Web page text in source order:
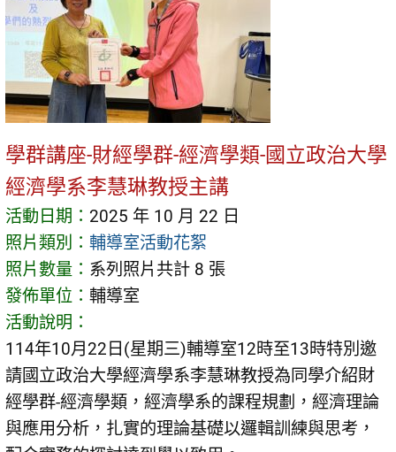
學群講座-財經學群-經濟學類-國立政治大學
經濟學系李慧琳教授主講
活動日期： 2025 年 10 月 22 日
照片類別： 輔導室活動花絮
照片數量： 系列照片共計 8 張
發佈單位： 輔導室
活動說明：
114年10月22日(星期三)輔導室12時至13時特別邀
請國立政治大學經濟學系李慧琳教授為同學介紹財
經學群-經濟學類，經濟學系的課程規劃，經濟理論
與應用分析，扎實的理論基礎以邏輯訓練與思考，